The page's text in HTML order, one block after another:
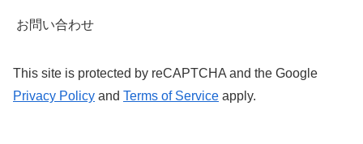
お問い合わせ
This site is protected by reCAPTCHA and the Google
Privacy Policy and Terms of Service apply.